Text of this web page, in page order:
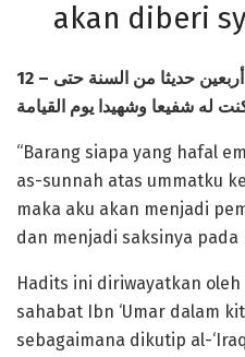
akan diberi
12 – حديثا من السنة حتى
كنت له شفيعا وشهيدا يوم القيامة
“Barang siapa yang hafal
as-sunnah atas ummatku
maka aku akan menjadi
dan menjadi saksinya pada
Hadits ini diriwayatkan
sahabat Ibn ‘Umar dalam
sebagaimana dikutip al-